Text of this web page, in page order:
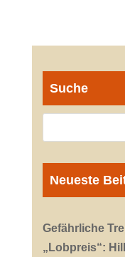
Suche
Neueste
Gefährliche
„Lobpreis“: